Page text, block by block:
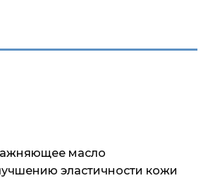
масло
эластичности кожи